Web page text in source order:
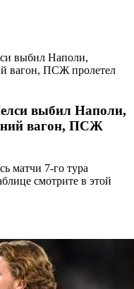
выбил Наполи,
вагон, ПСЖ пролетел
выбил Наполи,
вагон, ПСЖ
матчи 7-го тура
смотрите в этой